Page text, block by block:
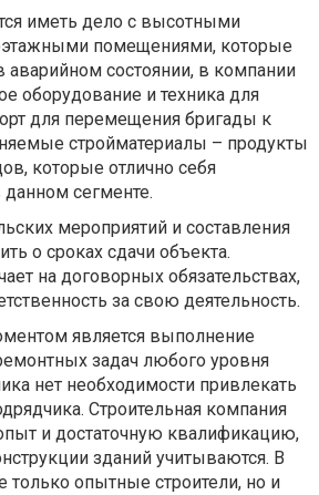
иметь дело с высотными
помещениями, которые
аварийном состоянии, в компании
оборудование и техника для
для перемещения бригады к
стройматериалы – продукты
которые отлично себя
сегменте.
мероприятий и составления
о сроках сдачи объекта.
на договорных обязательствах,
за свою деятельность.
является выполнение
задач любого уровня
нет необходимости привлекать
Строительная компания
и достаточную квалификацию,
зданий учитываются. В
только опытные строители, но и